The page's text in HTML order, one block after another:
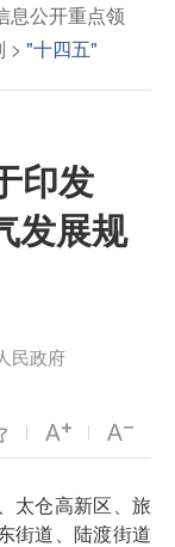
息公开重点领
> "十四五"
印发
发展规
民政府
太仓高新区、旅
街道、陆渡街道